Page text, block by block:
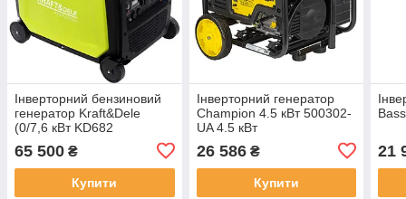
Інверторний бензиновий
генератор Kraft&Dele
(0/7,6 кВт KD682
65 500 ₴
Купити
Інверторний генератор
Champion 4.5 кВт 500302-
UA 4.5 кВт
26 586₴
Купити
21